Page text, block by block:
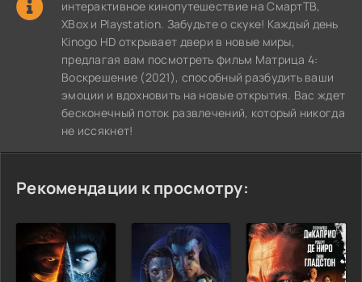
интерактивное кинопутешествие на СмартТВ,
XBox и Playstation. Забудьте о скуке! Каждый день
Kinogo HD открывает двери в новые миры,
предлагая вам посмотреть фильм Матрица 4:
Воскрешение (2021), способный разбудить ваши
эмоции и вдохновить на новые открытия. Вас ждет
бесконечный поток развлечений, который никогда
не иссякнет!
Рекомендации к просмотру: